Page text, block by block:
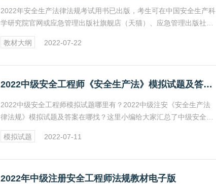
2022年安全生产法律法规考试用书已出版，考生可在中国安全生产科
学研究院官网或应急管理出版社旗舰店（天猫）、应急管理出版社官
网、应急管理出版社微商城购买。2022年安全生产安全生产法律法规
考试用书定价99元，相关简介见正文。
教材大纲 2022-07-22
2022中级安全工程师《安全生产法》模拟试题及答案汇总
2022中级安全工程师模拟试题哪里有？2022中级注安《安全生产法
律法规》模拟试题及答案在哪找？这里小编给大家汇总了中级安全工
程师《安全生产法律法规》模拟试题及答案，想了解更多安全工程师
考试试题，请持续关注希赛网安全工程师考试频道。
模拟试题 2022-07-11
2022年中级注册安全工程师法规教材电子版